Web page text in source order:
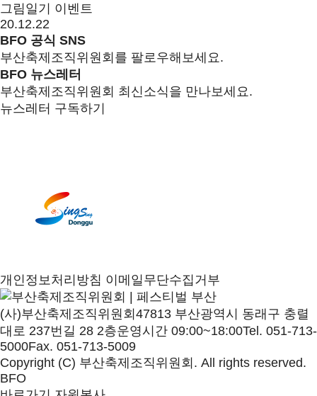
그림일기 이벤트
20.12.22
BFO 공식 SNS
부산축제조직위원회를 팔로우해보세요.
BFO 뉴스레터
부산축제조직위원회 최신소식을 만나보세요.
뉴스레터 구독하기
개인정보처리방침 이메일무단수집거부
(사)부산축제조직위원회47813 부산광역시 동래구 충렬
대로 237번길 28 2층운영시간 09:00~18:00Tel. 051-713-
5000Fax. 051-713-5009
Copyright (C) 부산축제조직위원회. All rights reserved.
BFO